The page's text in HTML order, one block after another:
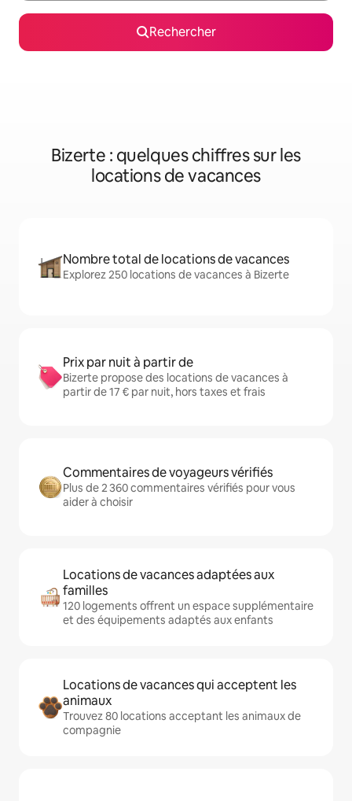
Rechercher
Bizerte : quelques chiffres sur les
locations de vacances
Nombre total de locations de vacances
Explorez 250 locations de vacances à Bizerte
Prix par nuit à partir de
Bizerte propose des locations de vacances à
partir de 17 € par nuit, hors taxes et frais
Commentaires de voyageurs vérifiés
Plus de 2 360 commentaires vérifiés pour vous
aider à choisir
Locations de vacances adaptées aux
familles
120 logements offrent un espace supplémentaire
et des équipements adaptés aux enfants
Locations de vacances qui acceptent les
animaux
Trouvez 80 locations acceptant les animaux de
compagnie